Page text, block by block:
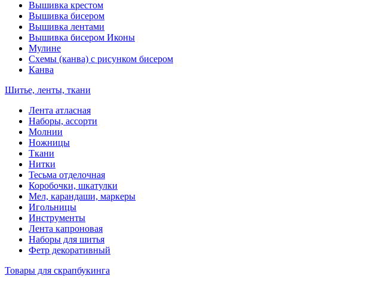
Вышивка крестом
Вышивка бисером
Вышивка лентами
Вышивка бисером Иконы
Мулине
Схемы (канва) с рисунком бисером
Канва
Шитье, ленты, ткани
Лента атласная
Наборы, ассорти
Молнии
Ножницы
Ткани
Нитки
Тесьма отделочная
Коробочки, шкатулки
Мел, карандаши, маркеры
Игольницы
Инструменты
Лента капроновая
Наборы для шитья
Фетр декоративный
Товары для скрапбукинга